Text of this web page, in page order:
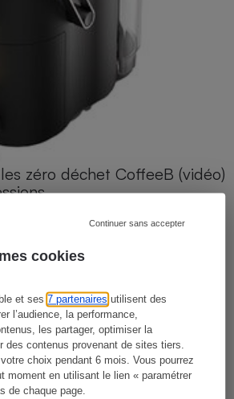
cookies
et ses7 partenaires utilisent des
l’audience, la performance,
les partager, optimiser la
des contenus provenant de sites tiers.
choix pendant 6 mois. Vous pourrez
moment en utilisant le lien « paramétrer
de chaque page.
Continuer sans accepter
zéro déchet CoffeeB (vidéo)